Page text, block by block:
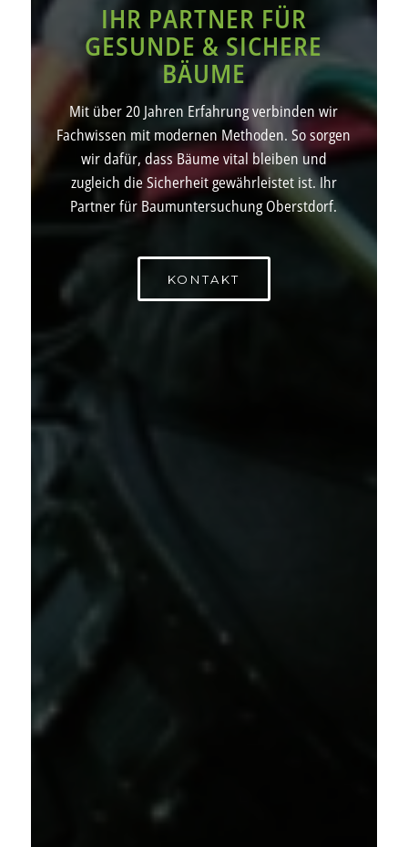
IHR PARTNER FÜR
GESUNDE & SICHERE
BÄUME
Mit über 20 Jahren Erfahrung verbinden wir
Fachwissen mit modernen Methoden. So sorgen
wir dafür, dass Bäume vital bleiben und
zugleich die Sicherheit gewährleistet ist. Ihr
Partner für Baumuntersuchung Oberstdorf.
KONTAKT